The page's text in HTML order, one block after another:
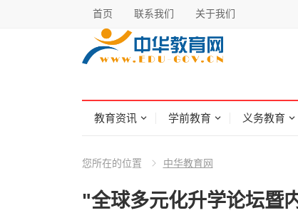
首页 联系我们 关于我们
教育资讯 学前教育 义务教育
您所在的位置 中华教育网
"全球多元化升学论坛暨